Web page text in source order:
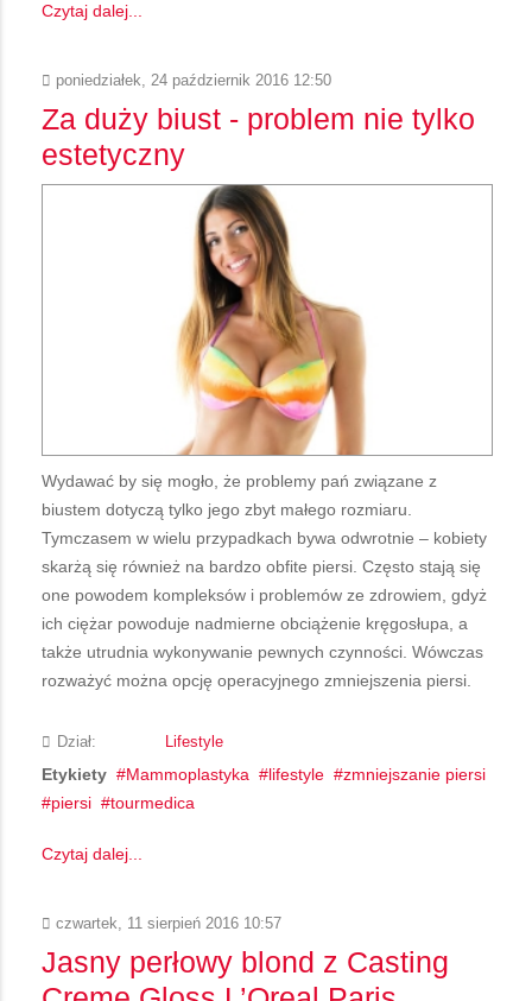
Czytaj dalej...
poniedziałek, 24 październik 2016 12:50
Za duży biust - problem nie tylko
estetyczny
Wydawać by się mogło, że problemy pań związane z
biustem dotyczą tylko jego zbyt małego rozmiaru.
Tymczasem w wielu przypadkach bywa odwrotnie – kobiety
skarżą się również na bardzo obfite piersi. Często stają się
one powodem kompleksów i problemów ze zdrowiem, gdyż
ich ciężar powoduje nadmierne obciążenie kręgosłupa, a
także utrudnia wykonywanie pewnych czynności. Wówczas
rozważyć można opcję operacyjnego zmniejszenia piersi.
Dział: Lifestyle
Etykiety Mammoplastyka lifestyle
zmniejszanie piersi
piersi
tourmedica
Czytaj dalej...
czwartek, 11 sierpień 2016 10:57
Jasny perłowy blond z Casting